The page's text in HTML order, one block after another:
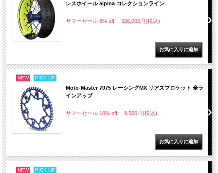
レスホイール alpina コレクションライン
サマーセール 8% off： 326,000円(税込)
NEW PICK UP
Moto-Master 7075 レーシングMX リアスプロケット 全ラ
インアップ
サマーセール 10% off： 9,500円(税込)
NEW PICK UP